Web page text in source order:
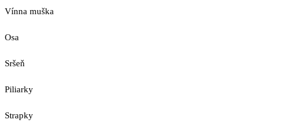
Vínna muška
Osa
Sršeň
Piliarky
Strapky